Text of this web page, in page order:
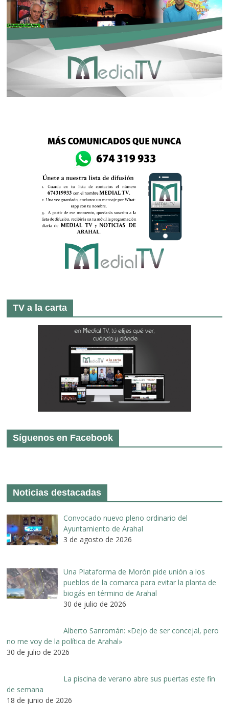
TV a la carta
Síguenos en Facebook
Noticias destacadas
Convocado nuevo pleno ordinario del
Ayuntamiento de Arahal
3 de agosto de 2026
Una Plataforma de Morón pide unión a los
pueblos de la comarca para evitar la planta de
biogás en término de Arahal
30 de julio de 2026
Alberto Sanromán: «Dejo de ser concejal, pero
no me voy de la política de Arahal»
30 de julio de 2026
La piscina de verano abre sus puertas este fin
de semana
18 de junio de 2026